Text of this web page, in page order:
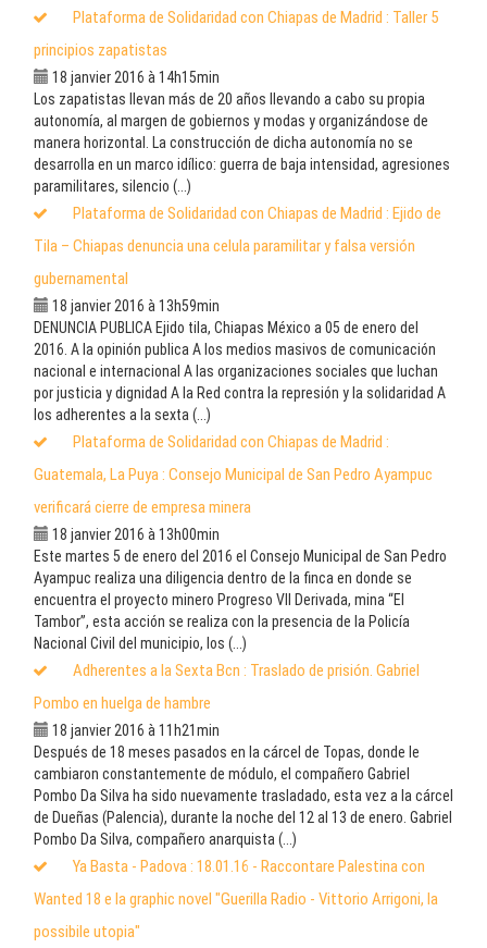
Plataforma de Solidaridad con Chiapas de Madrid : Taller 5
principios zapatistas
18 janvier 2016 à 14h15min
Los zapatistas llevan más de 20 años llevando a cabo su propia
autonomía, al margen de gobiernos y modas y organizándose de
manera horizontal. La construcción de dicha autonomía no se
desarrolla en un marco idílico: guerra de baja intensidad, agresiones
paramilitares, silencio (...)
Plataforma de Solidaridad con Chiapas de Madrid : Ejido de
Tila – Chiapas denuncia una celula paramilitar y falsa versión
gubernamental
18 janvier 2016 à 13h59min
DENUNCIA PUBLICA Ejido tila, Chiapas México a 05 de enero del
2016. A la opinión publica A los medios masivos de comunicación
nacional e internacional A las organizaciones sociales que luchan
por justicia y dignidad A la Red contra la represión y la solidaridad A
los adherentes a la sexta (...)
Plataforma de Solidaridad con Chiapas de Madrid :
Guatemala, La Puya : Consejo Municipal de San Pedro Ayampuc
verificará cierre de empresa minera
18 janvier 2016 à 13h00min
Este martes 5 de enero del 2016 el Consejo Municipal de San Pedro
Ayampuc realiza una diligencia dentro de la finca en donde se
encuentra el proyecto minero Progreso VII Derivada, mina “El
Tambor”, esta acción se realiza con la presencia de la Policía
Nacional Civil del municipio, los (...)
Adherentes a la Sexta Bcn : Traslado de prisión. Gabriel
Pombo en huelga de hambre
18 janvier 2016 à 11h21min
Después de 18 meses pasados en la cárcel de Topas, donde le
cambiaron constantemente de módulo, el compañero Gabriel
Pombo Da Silva ha sido nuevamente trasladado, esta vez a la cárcel
de Dueñas (Palencia), durante la noche del 12 al 13 de enero. Gabriel
Pombo Da Silva, compañero anarquista (...)
Ya Basta - Padova : 18.01.16 - Raccontare Palestina con
Wanted 18 e la graphic novel "Guerilla Radio - Vittorio Arrigoni, la
possibile utopia"